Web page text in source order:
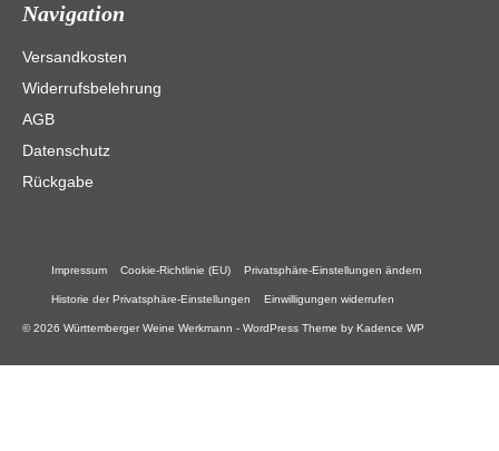
Navigation
Versandkosten
Widerrufsbelehrung
AGB
Datenschutz
Rückgabe
Impressum Cookie-Richtlinie (EU) Privatsphäre-Einstellungen ändern
Historie der Privatsphäre-Einstellungen Einwilligungen widerrufen
© 2026 Württemberger Weine Werkmann - WordPress Theme by Kadence WP